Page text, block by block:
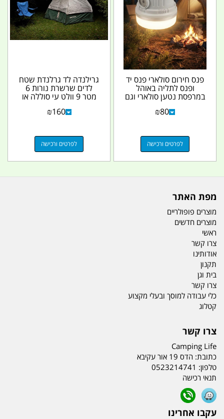
פנס חירום סולארי פנס יד
ופנס לתליה באוהל
במרפסת נטען סולארי וגם
₪80
לפרטים ורכישה
גרילנדה לד גרלנדת שטח
לדים שרשרת נורות 6
מטר 9 וולט עי סוללה או
₪160
לפרטים ורכישה
מפת האתר
מוצרים פופולריים
מוצרים חדשים
ראשי
צרו קשר
אודותינו
תקנון
בית וגן
צרו קשר
כלי עבודה למוסך ובעלי מקצוע
קטלוג
צרו קשר
Camping Life
כתובת: הדס 19 אור עקיבא
טלפון: 0523214741
תנאי רכישה
עקבו אחרינו